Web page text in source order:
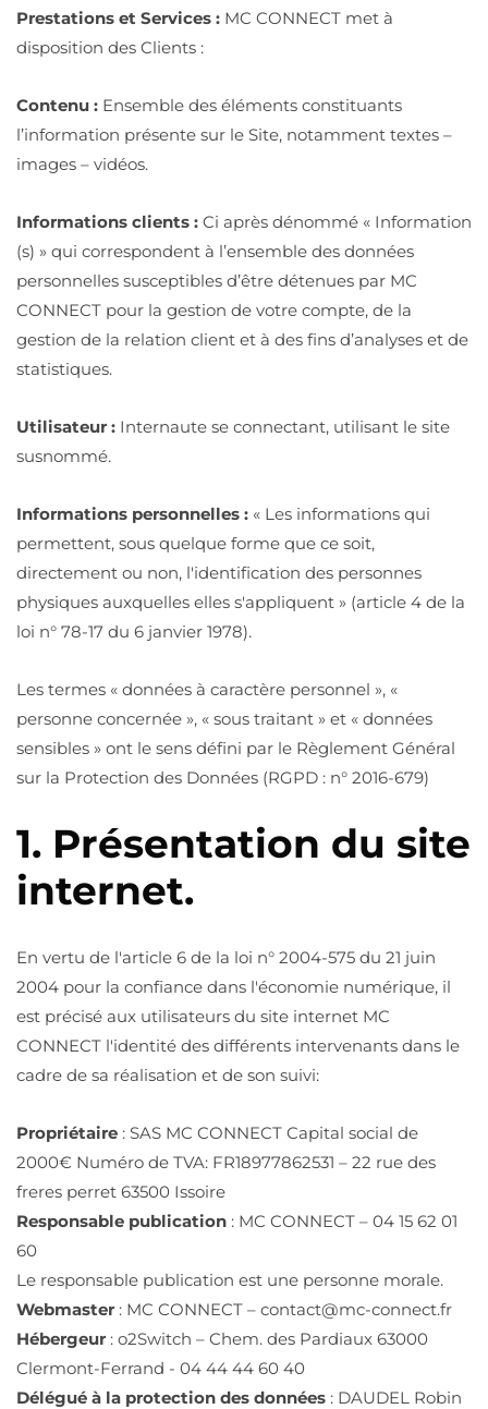
Prestations et Services : MC CONNECT met à
disposition des Clients :
Contenu : Ensemble des éléments constituants
l’information présente sur le Site, notamment textes –
images – vidéos.
Informations clients : Ci après dénommé « Information
(s) » qui correspondent à l’ensemble des données
personnelles susceptibles d’être détenues par MC
CONNECT pour la gestion de votre compte, de la
gestion de la relation client et à des fins d’analyses et de
statistiques.
Utilisateur : Internaute se connectant, utilisant le site
susnommé.
Informations personnelles : « Les informations qui
permettent, sous quelque forme que ce soit,
directement ou non, l'identification des personnes
physiques auxquelles elles s'appliquent » (article 4 de la
loi n° 78-17 du 6 janvier 1978).
Les termes « données à caractère personnel », «
personne concernée », « sous traitant » et « données
sensibles » ont le sens défini par le Règlement Général
sur la Protection des Données (RGPD : n° 2016-679)
1. Présentation du site
internet.
En vertu de l'article 6 de la loi n° 2004-575 du 21 juin
2004 pour la confiance dans l'économie numérique, il
est précisé aux utilisateurs du site internet MC
CONNECT l'identité des différents intervenants dans le
cadre de sa réalisation et de son suivi:
Propriétaire : SAS MC CONNECT Capital social de
2000€ Numéro de TVA: FR18977862531 – 22 rue des
freres perret 63500 Issoire
Responsable publication : MC CONNECT – 04 15 62 01
60
Le responsable publication est une personne morale.
Webmaster : MC CONNECT – contact@mc-connect.fr
Hébergeur : o2Switch – Chem. des Pardiaux 63000
Clermont-Ferrand - 04 44 44 60 40
Délégué à la protection des données : DAUDEL Robin